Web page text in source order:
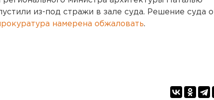
из-под стражи в зале суда. Решение суда о
намерена обжаловать.